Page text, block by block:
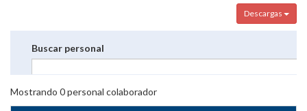
Descargas
Buscar personal
Mostrando 0personal colaborador